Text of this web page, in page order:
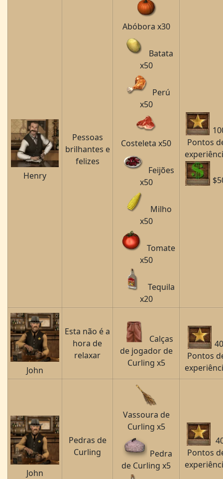
Henry
Pessoas
brilhantes e
felizes
Abóbora x30
Batata
x50
Perú
x50
Costeleta x50
Feijões
x50
Milho
x50
Tomate
x50
Tequila
x20
Pontos
John
Esta não é a
hora de
relaxar
Calças
de jogador de
Curling x5
Pontos
John
Pedras de
Curling
Vassoura de
Curling x5
Pedra
de Curling x5
Pontos